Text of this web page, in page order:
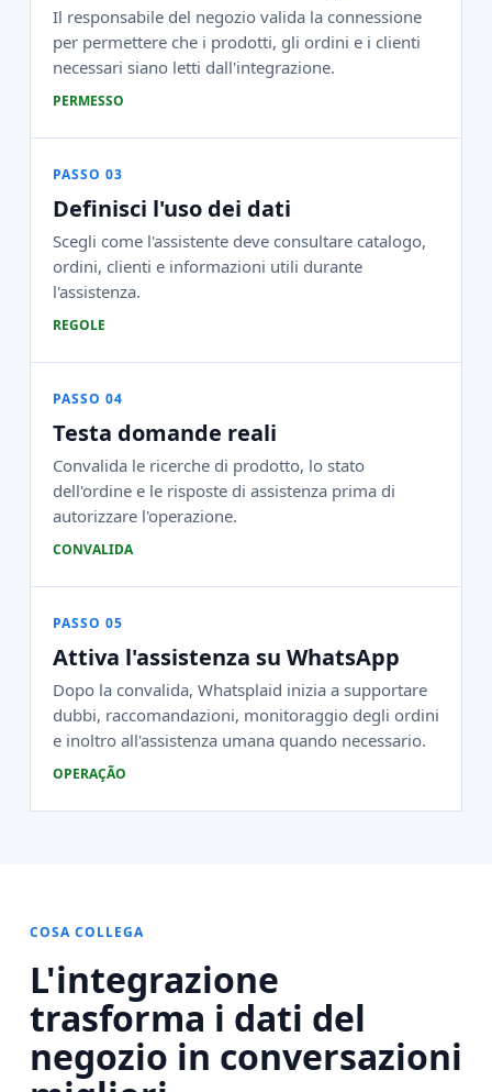
Il responsabile del negozio valida la connessione
per permettere che i prodotti, gli ordini e i clienti
necessari siano letti dall'integrazione.
PERMESSO
PASSO 03
Definisci l'uso dei dati
Scegli come l'assistente deve consultare catalogo,
ordini, clienti e informazioni utili durante
l'assistenza.
REGOLE
PASSO 04
Testa domande reali
Convalida le ricerche di prodotto, lo stato
dell'ordine e le risposte di assistenza prima di
autorizzare l'operazione.
CONVALIDA
PASSO 05
Attiva l'assistenza su WhatsApp
Dopo la convalida, Whatsplaid inizia a supportare
dubbi, raccomandazioni, monitoraggio degli ordini
e inoltro all'assistenza umana quando necessario.
OPERAÇÃO
COSA COLLEGA
L'integrazione
trasforma i dati del
negozio in conversazioni